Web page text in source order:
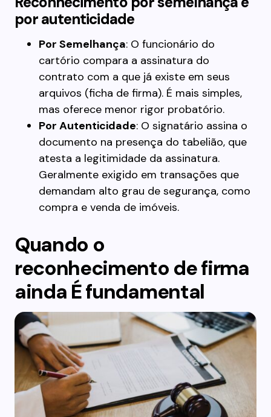
por autenticidade
Por Semelhança: O funcionário do
cartório compara a assinatura do
contrato com a que já existe em seus
arquivos (ficha de firma). É mais simples,
mas oferece menor rigor probatório.
Por Autenticidade: O signatário assina o
documento na presença do tabelião, que
atesta a legitimidade da assinatura.
Geralmente exigido em transações que
demandam alto grau de segurança, como
compra e venda de imóveis.
Quando o
reconhecimento de firma
ainda É fundamental